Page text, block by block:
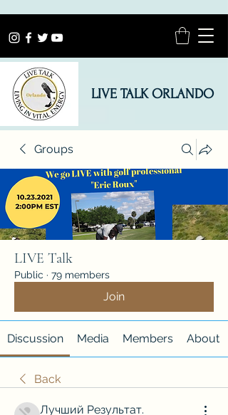
LIVE TALK ORLANDO
Groups
LIVE Talk
Public · 79 members
Join
Discussion Media Members About
Back
Лучший Результат.